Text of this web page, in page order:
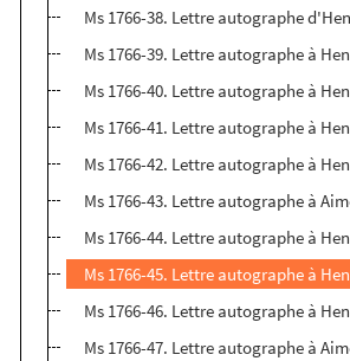
Ms 1766-38. Lettre autographe
Ms 1766-39. Lettre autographe à
Ms 1766-40. Lettre autographe à
Ms 1766-41. Lettre autographe à
Ms 1766-42. Lettre autographe à
Ms 1766-43. Lettre autographe à
Ms 1766-44. Lettre autographe à
Ms 1766-45. Lettre autographe à
Ms 1766-46. Lettre autographe à
Ms 1766-47. Lettre autographe à